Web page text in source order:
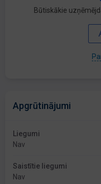
Būtiskākie
Apgrūtinājumi
Liegumi
Nav
Saistītie liegumi
Nav